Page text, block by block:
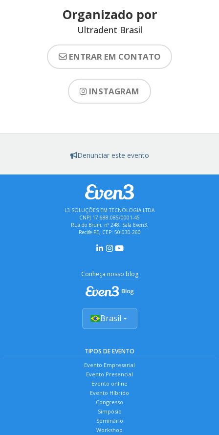
Organizado por
Ultradent Brasil
ENTRAR EM CONTATO
INSTAGRAM
Denunciar este evento
L3 SOLUÇÕES EM TECNOLOGIA LTDA
CNPJ 17.688.085/0001-45
Rua do Brum, nº 248, Sala Even3,
Recife-PE, CEP: 50.030-260
Conheça nosso blog
Brasil
TIPOS DE EVENTO
Evento Empresarial
Evento Presencial
Evento online
Evento Híbrido
Congresso
Simpósio
Seminário
Workshop